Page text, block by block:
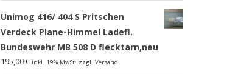
Unimog 416/ 404 S Pritschen
Verdeck Plane-Himmel Ladefl.
Bundeswehr MB 508 D flecktarn,neu
195,00€ inkl. 19% MwSt. zzgl. Versand